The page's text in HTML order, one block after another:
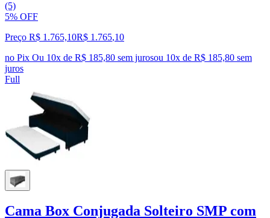
(5)
5% OFF
Preço R$ 1.765,10R$ 1.765,10
no Pix Ou 10x de R$ 185,80 sem jurosou 10x de R$ 185,80 sem
juros
Full
Cama Box Conjugada Solteiro SMP com